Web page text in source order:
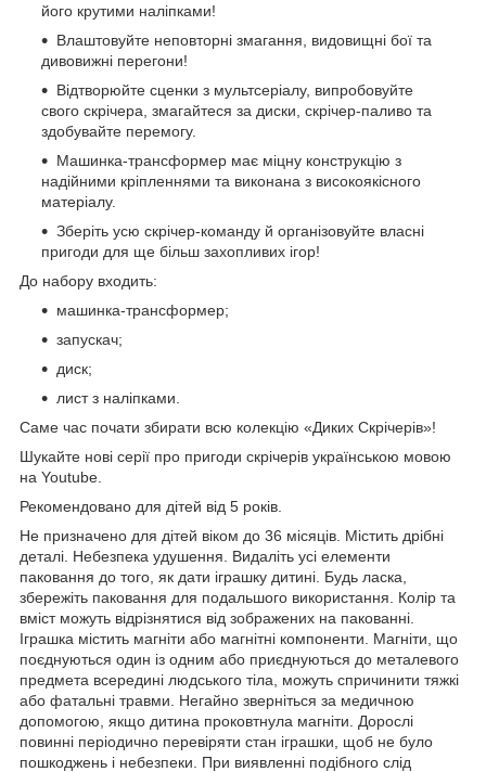
його крутими наліпками!
Влаштовуйте неповторні змагання, видовищні бої та
дивовижні перегони!
Відтворюйте сценки з мультсеріалу, випробовуйте
свого скрічера, змагайтеся за диски, скрічер-паливо та
здобувайте перемогу.
Машинка-трансформер має міцну конструкцію з
надійними кріпленнями та виконана з високоякісного
матеріалу.
Зберіть усю скрічер-команду й організовуйте власні
пригоди для ще більш захопливих ігор!
До набору входить:
машинка-трансформер;
запускач;
диск;
лист з наліпками.
Саме час почати збирати всю колекцію «Диких Скрічерів»!
Шукайте нові серії про пригоди скрічерів українською мовою
на Youtube.
Рекомендовано для дітей від 5 років.
Не призначено для дітей віком до 36 місяців. Містить дрібні
деталі. Небезпека удушення. Видаліть усі елементи
паковання до того, як дати іграшку дитині. Будь ласка,
збережіть паковання для подальшого використання. Колір та
вміст можуть відрізнятися від зображених на пакованні.
Іграшка містить магніти або магнітні компоненти. Магніти, що
поєднуються один із одним або приєднуються до металевого
предмета всередині людського тіла, можуть спричинити тяжкі
або фатальні травми. Негайно зверніться за медичною
допомогою, якщо дитина проковтнула магніти. Дорослі
повинні періодично перевіряти стан іграшки, щоб не було
пошкоджень і небезпеки. При виявленні подібного слід